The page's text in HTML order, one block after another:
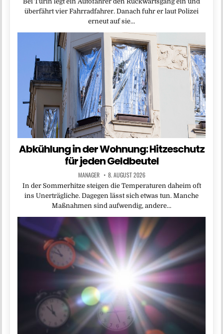
überfährt vier Fahrradfahrer. Danach fuhr er laut Polizei
erneut auf sie…
Abkühlung in der Wohnung: Hitzeschutz
für jeden Geldbeutel
MANAGER 8. AUGUST 2026
In der Sommerhitze steigen die Temperaturen daheim oft
ins Unerträgliche. Dagegen lässt sich etwas tun. Manche
Maßnahmen sind aufwendig, andere…